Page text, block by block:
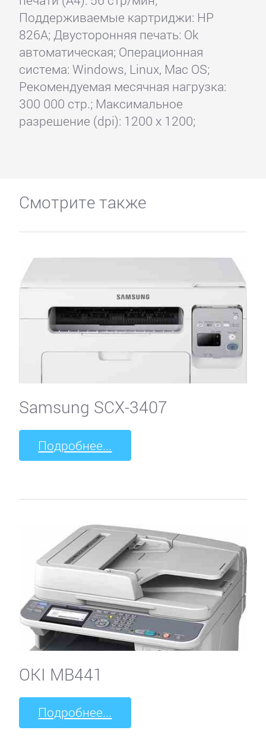
Поддерживаемые картриджи: HP
826A; Двусторонняя печать: Ok
автоматическая; Операционная
система: Windows, Linux, Mac OS;
Рекомендуемая месячная нагрузка:
300 000 стр.; Максимальное
разрешение (dpi): 1200 x 1200;
Смотрите также
Samsung SCX-3407
Подробнее...
OKI MB441
Подробнее...